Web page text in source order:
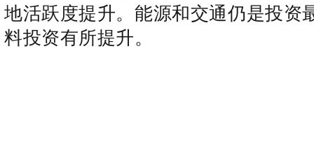
地活跃度提升。能源和交通仍是投资
料投资有所提升。